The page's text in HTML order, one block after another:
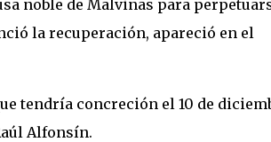
noble de Malvinas para
la recuperación, apareció en el
tendría concreción el 10 de
Alfonsín.